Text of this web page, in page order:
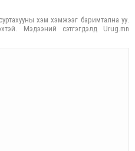
хэм хэмжээг баримтална уу.
Мэдээний сэтгэгдэлд Urug.mn